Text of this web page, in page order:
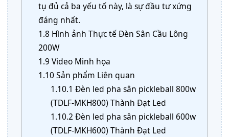
tụ đủ cả ba yếu tố này, là sự đầu tư xứng
đáng nhất.
1.8 Hình ảnh Thực tế Đèn Sân Cầu Lông
200W
1.9 Video Minh họa
1.10 Sản phẩm Liên quan
1.10.1 Đèn led pha sân pickleball 800w
(TDLF-MKH800) Thành Đạt Led
1.10.2 Đèn led pha sân pickleball 600w
(TDLF-MKH600) Thành Đạt Led